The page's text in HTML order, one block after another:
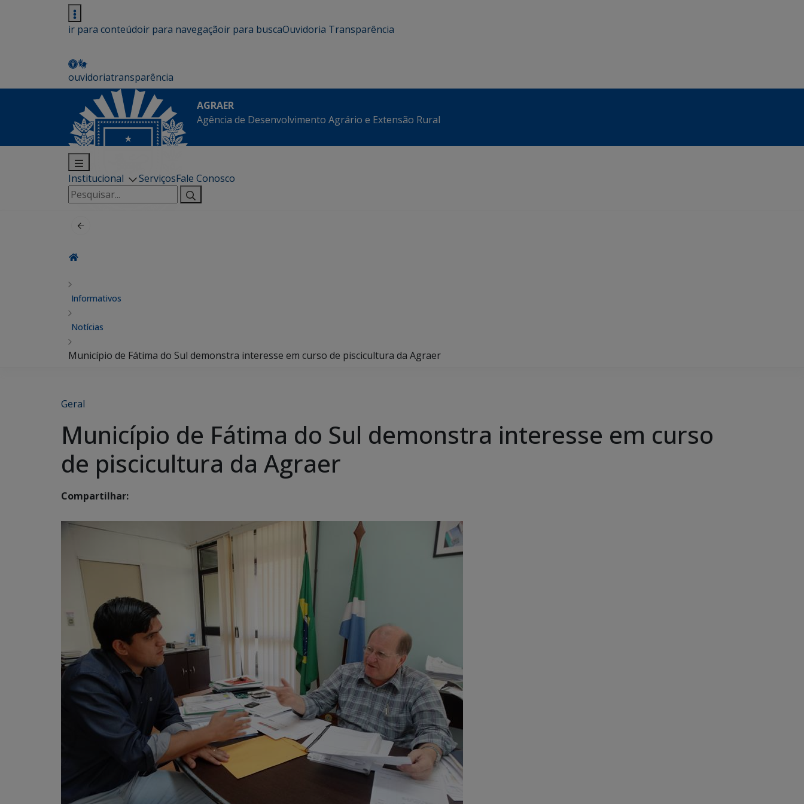
ir para conteúdoir para navegaçãoir para buscaOuvidoria Transparência
ouvidoriatransparência
AGRAER
Agência de Desenvolvimento Agrário e Extensão Rural
Institucional ServiçosFale Conosco
Pesquisar
por:
Informativos
Notícias
Município de Fátima do Sul demonstra interesse em curso de piscicultura da Agraer
Geral
Município de Fátima do Sul demonstra interesse em curso
de piscicultura da Agraer
Compartilhar: